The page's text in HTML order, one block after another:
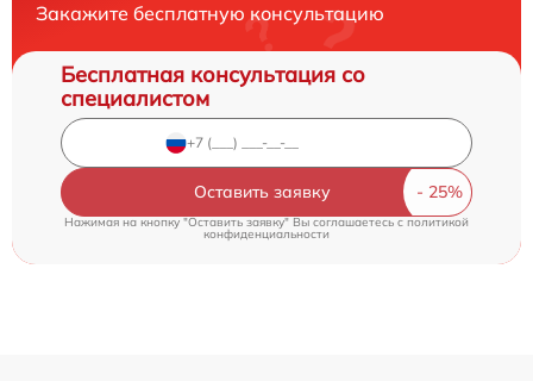
Закажите бесплатную консультацию
Бесплатная консультация со
специалистом
Оставить заявку
Нажимая на кнопку "Оставить заявку" Вы соглашаетесь cполитикой
конфиденциальности